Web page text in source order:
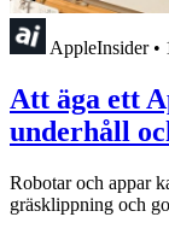
AppleInsider •
Att äga ett
underhåll
Robotar och appar
gräsklippning och